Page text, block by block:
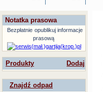
Notatka prasowa
Bezpłatnie opublikuj informacje
prasową
Produkty Dodaj
Znajdź odpad